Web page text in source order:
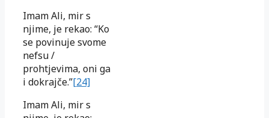
Imam Ali, mir s
njime, je rekao: “Ko
se povinuje svome
nefsu /
prohtjevima, oni ga
i dokrajče.”[24]
Imam Ali, mir s